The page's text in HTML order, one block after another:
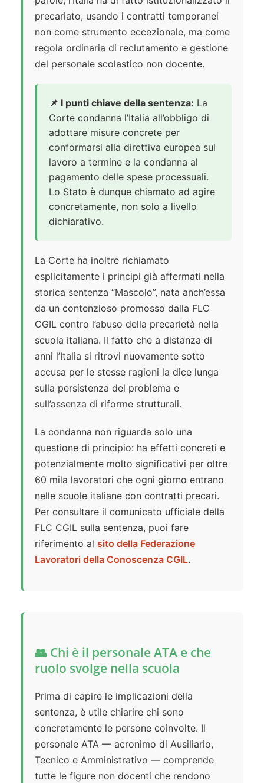
precariato, usando i contratti temporanei
non come strumento eccezionale, ma come
regola ordinaria di reclutamento e gestione
del personale scolastico non docente.
📌 I punti chiave della sentenza: La
Corte condanna l’Italia all’obbligo di
adottare misure concrete per
conformarsi alla direttiva europea sul
lavoro a termine e la condanna al
pagamento delle spese processuali.
Lo Stato è dunque chiamato ad agire
concretamente, non solo a livello
dichiarativo.
La Corte ha inoltre richiamato
esplicitamente i principi già affermati nella
storica sentenza “Mascolo”, nata anch’essa
da un contenzioso promosso dalla FLC
CGIL contro l’abuso della precarietà nella
scuola italiana. Il fatto che a distanza di
anni l’Italia si ritrovi nuovamente sotto
accusa per le stesse ragioni la dice lunga
sulla persistenza del problema e
sull’assenza di riforme strutturali.
La condanna non riguarda solo una
questione di principio: ha effetti concreti e
potenzialmente molto significativi per oltre
60 mila lavoratori che ogni giorno entrano
nelle scuole italiane con contratti precari.
Per consultare il comunicato ufficiale della
FLC CGIL sulla sentenza, puoi fare
riferimento al sito della Federazione
Lavoratori della Conoscenza CGIL.
👥 Chi è il personale ATA e che
ruolo svolge nella scuola
Prima di capire le implicazioni della
sentenza, è utile chiarire chi sono
concretamente le persone coinvolte. Il
personale ATA — acronimo di Ausiliario,
Tecnico e Amministrativo — comprende
tutte le figure non docenti che rendono